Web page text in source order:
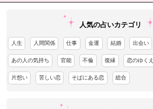
人気の占いカテゴリ
人生 人間関係 仕事 金運 結婚 出会い
あの人の気持ち 官能 不倫 復縁 恋のゆくえ
片想い 苦しい恋 そばにある恋 総合